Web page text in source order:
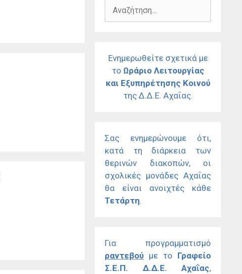
Αναζήτηση
Ενημερωθείτε σχετικά με
το Ωράριο Λειτουργίας
και Εξυπηρέτησης Κοινού
της Δ.Δ.Ε. Αχαΐας.
Σας ενημερώνουμε ότι,
κατά τη διάρκεια των
θερινών διακοπών, οι
σχολικές μονάδες Αχαΐας
θα είναι ανοιχτές κάθε
Τετάρτη.
Για προγραμματισμό
ραντεβού με το Γραφείο
Σ.Ε.Π. Δ.Δ.Ε. Αχαΐας,